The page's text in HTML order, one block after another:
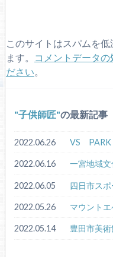
このサイトはスパムを
ます。
コメントデータ
ださい。
子供師匠 の最新記事
2022.06.26 VS PARK
2022.06.16 一宮地域
2022.06.05 四日市ス
2022.05.26 マウントエ
2022.05.14 豊田市美術